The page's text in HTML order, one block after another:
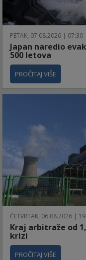
PETAK, 07.08.2026 | 07:30
Japan naredio
500 letova
PROČITAJ VIŠE
ČETVRTAK, 06.08.2026 |
Kraj arbitraže od
krizi
PROČITAJ VIŠE